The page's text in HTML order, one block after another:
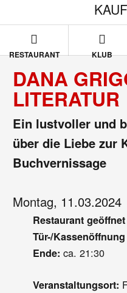
RESTAURANT KLUB
DANA
LITERATUR
Ein lustvoller und
über die Liebe zur
Buchvernissage
Montag, 11.03.2024
Restaurant
Tür-/
Ende: ca. 21:30
Veranstaltungsort: